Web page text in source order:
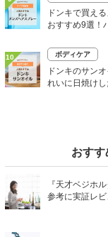
ドンキで買え
おすすめ9選！
10 ボディケア
ドンキのサン
れいに日焼け
おすす
『天才ベジホ
参考に実証レ